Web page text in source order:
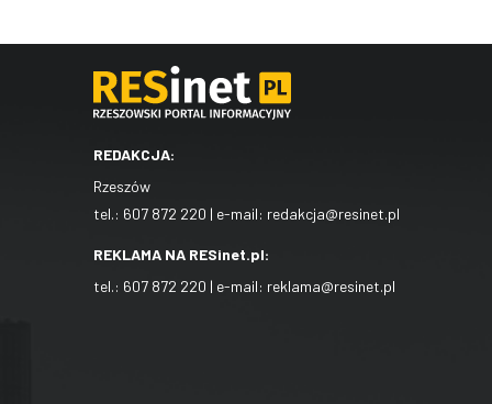
REDAKCJA:
Rzeszów
tel.: 607 872 220 | e-mail: redakcja@resinet.pl
REKLAMA NA RESinet.pl:
tel.: 607 872 220 | e-mail: reklama@resinet.pl